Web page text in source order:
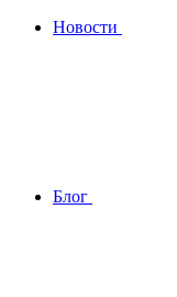
Новости
Блог